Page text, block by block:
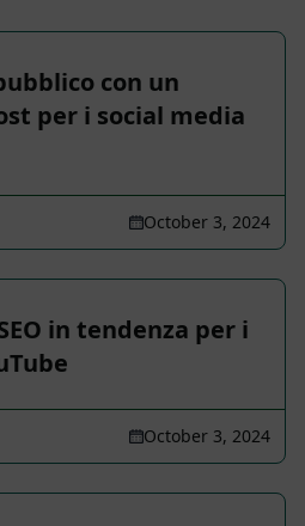
con un
per i social media
October 3, 2024
in tendenza per i
October 3, 2024